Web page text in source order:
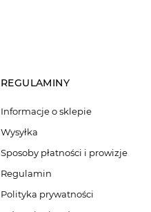
REGULAMINY
Informacje o sklepie
Wysyłka
Sposoby płatności i prowizje
Regulamin
Polityka prywatności